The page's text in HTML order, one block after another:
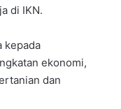
di IKN.
kepada
ekonomi,
dan